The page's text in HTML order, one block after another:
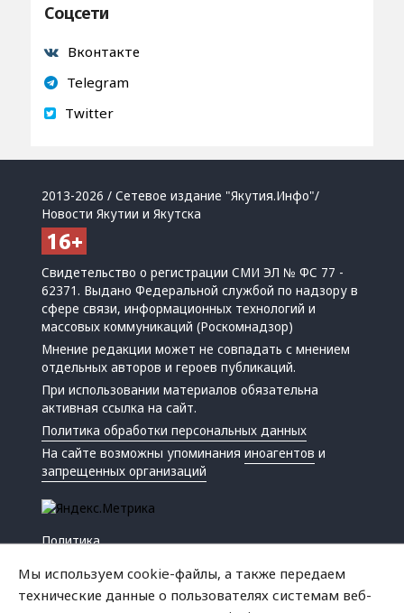
Соцсети
Вконтакте
Telegram
Twitter
2013-2026 / Сетевое издание "Якутия.Инфо"/
Новости Якутии и Якутска
Свидетельство о регистрации СМИ ЭЛ № ФС 77 -
62371. Выдано Федеральной службой по надзору в
сфере связи, информационных технологий и
массовых коммуникаций (Роскомнадзор)
Мнение редакции может не совпадать с мнением
отдельных авторов и героев публикаций.
При использовании материалов обязательна
активная ссылка на сайт.
Политика обработки персональных данных
На сайте возможны упоминанияиноагентов и
запрещенных организаций
Политика
Мы используем cookie-файлы, а также передаем
технические данные о пользователях системам веб-